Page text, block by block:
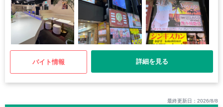
バイト情報 詳細を見る
最終更新日：2026/8/8